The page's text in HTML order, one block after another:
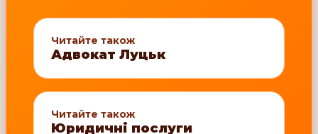
Читайте також
Адвокат Луцьк
Читайте також
Юридичні послуги